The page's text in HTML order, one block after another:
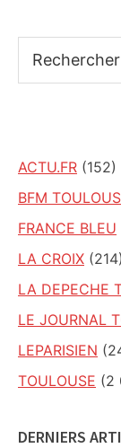
sur
ACTU.FR (152)
BFM
FRANCE BLEU
LA CROIX (214)
LA DEPECHE
LE JOURNAL
LEPARISIEN
TOULOUSE (2
DERNIERS